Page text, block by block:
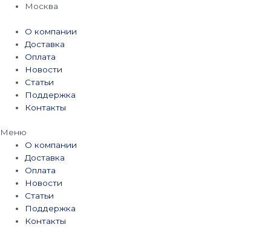
Перейти
содержимому
Москва
О компании
Доставка
Оплата
Новости
Статьи
Поддержка
Контакты
Меню
О компании
Доставка
Оплата
Новости
Статьи
Поддержка
Контакты